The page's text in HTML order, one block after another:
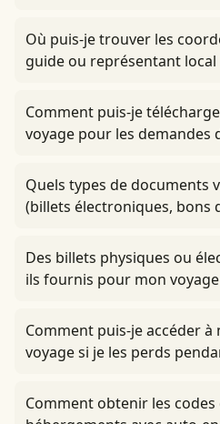
Où puis-je trouver les
guide ou représentant local
Comment puis-je
voyage pour les demandes
Quels types de documents
(billets électroniques, bons
Des billets physiques ou
ils fournis pour mon voyage
Comment puis-je accéder
voyage si je les perds
Comment obtenir les codes